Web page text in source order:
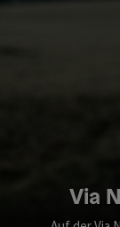
Via